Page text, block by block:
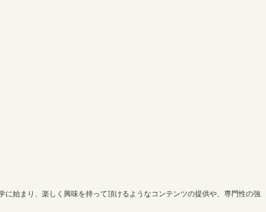
始まり、楽しく興味を持って頂けるようなコンテンツの提供や、専門性の強